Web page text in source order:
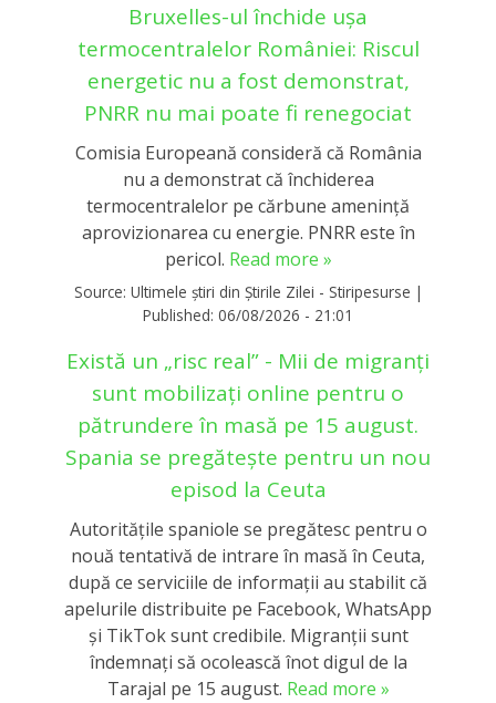
Bruxelles-ul închide ușa
termocentralelor României: Riscul
energetic nu a fost demonstrat,
PNRR nu mai poate fi renegociat
Comisia Europeană consideră că România
nu a demonstrat că închiderea
termocentralelor pe cărbune amenință
aprovizionarea cu energie. PNRR este în
pericol. Read more »
Source: Ultimele știri din Știrile Zilei - Stiripesurse |
Published: 06/08/2026 - 21:01
Există un „risc real” - Mii de migranți
sunt mobilizați online pentru o
pătrundere în masă pe 15 august.
Spania se pregătește pentru un nou
episod la Ceuta
Autoritățile spaniole se pregătesc pentru o
nouă tentativă de intrare în masă în Ceuta,
după ce serviciile de informații au stabilit că
apelurile distribuite pe Facebook, WhatsApp
și TikTok sunt credibile. Migranții sunt
îndemnați să ocolească înot digul de la
Tarajal pe 15 august. Read more »